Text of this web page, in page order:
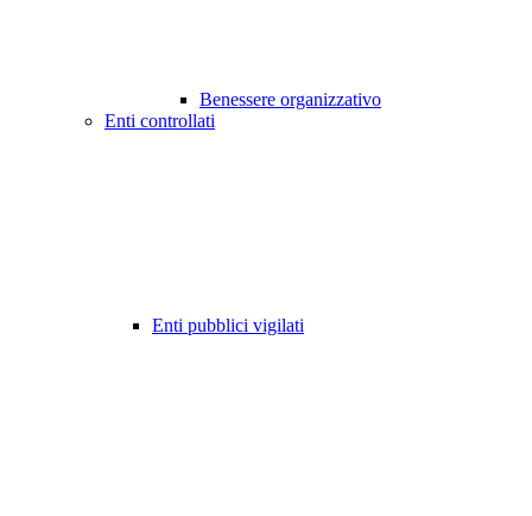
Benessere organizzativo
Enti controllati
Enti pubblici vigilati